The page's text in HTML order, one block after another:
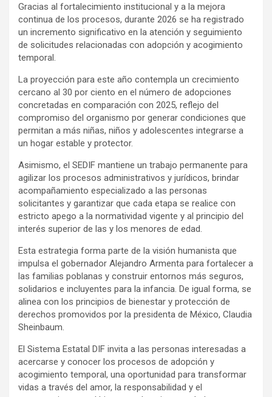
Gracias al fortalecimiento institucional y a la mejora
continua de los procesos, durante 2026 se ha registrado
un incremento significativo en la atención y seguimiento
de solicitudes relacionadas con adopción y acogimiento
temporal.
La proyección para este año contempla un crecimiento
cercano al 30 por ciento en el número de adopciones
concretadas en comparación con 2025, reflejo del
compromiso del organismo por generar condiciones que
permitan a más niñas, niños y adolescentes integrarse a
un hogar estable y protector.
Asimismo, el SEDIF mantiene un trabajo permanente para
agilizar los procesos administrativos y jurídicos, brindar
acompañamiento especializado a las personas
solicitantes y garantizar que cada etapa se realice con
estricto apego a la normatividad vigente y al principio del
interés superior de las y los menores de edad.
Esta estrategia forma parte de la visión humanista que
impulsa el gobernador Alejandro Armenta para fortalecer a
las familias poblanas y construir entornos más seguros,
solidarios e incluyentes para la infancia. De igual forma, se
alinea con los principios de bienestar y protección de
derechos promovidos por la presidenta de México, Claudia
Sheinbaum.
El Sistema Estatal DIF invita a las personas interesadas a
acercarse y conocer los procesos de adopción y
acogimiento temporal, una oportunidad para transformar
vidas a través del amor, la responsabilidad y el